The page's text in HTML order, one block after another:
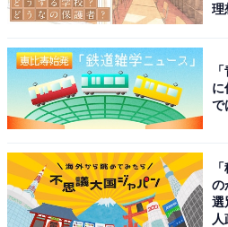
いちごケーキソルビン
価格：1,700円（税込） ※販売
期間：2016 年11月11日（金）
場所：SULBING HARAJUKU店
東京都渋谷区神宮前1-14-34 グ
営業時間：10:30～20:00（
公式サイト
理
に
で
の
選